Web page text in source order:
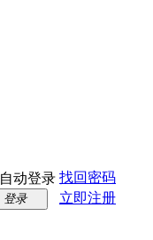
自动登录 找回密码
登录
立即注册